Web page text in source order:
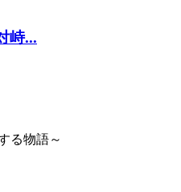
峙...
る物語～